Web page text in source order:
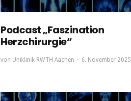
Podcast „Faszination
Herzchirurgie“
von Uniklinik RWTH Aachen 6. November 2025